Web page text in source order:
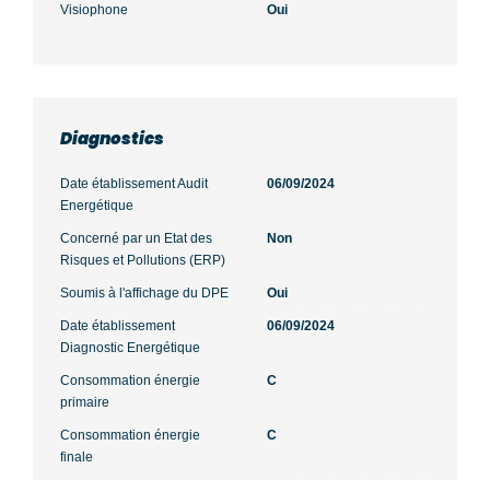
Visiophone Oui
Diagnostics
Date établissement Audit
Energétique
06/09/2024
Concerné par un Etat des
Risques et Pollutions (ERP)
Non
Soumis à l'affichage du DPE Oui
Date établissement
Diagnostic Energétique
06/09/2024
Consommation énergie
primaire
C
Consommation énergie
finale
C